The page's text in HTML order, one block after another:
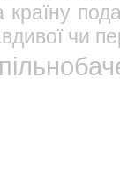
країну
чи